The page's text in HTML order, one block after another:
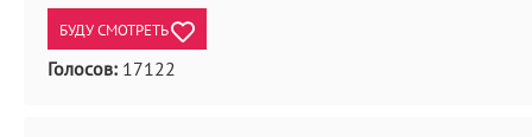
БУДУ СМОТРЕТЬ
Голосов: 17122